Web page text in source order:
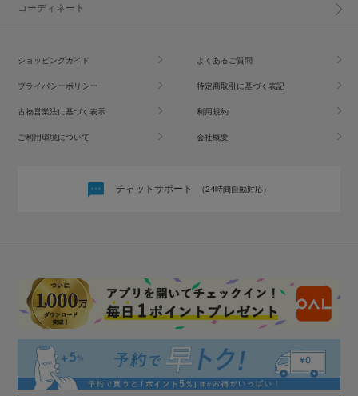
コーディネート
ショッピングガイド よくあるご質問
プライバシーポリシー 特定商取引に基づく表記
古物営業法に基づく表示 利用規約
ご利用環境について 会社概要
チャットサポート （24時間自動対応）